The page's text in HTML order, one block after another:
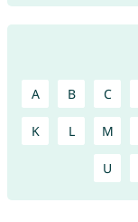
A B C
K L M
U